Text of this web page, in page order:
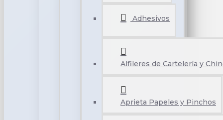
Adhesivos
Alfileres de Cartelería y
Aprieta Papeles y Pinchos